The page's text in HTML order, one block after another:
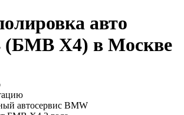
авто
(БМВ Х4) в Москве
автосервис BMW